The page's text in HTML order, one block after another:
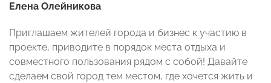
Елена Олейникова.
Приглашаем жителей города и бизнес к участию в
проекте, приводите в порядок места отдыха и
совместного пользования рядом с собой! Давайте
сделаем свой город тем местом, где хочется жить и